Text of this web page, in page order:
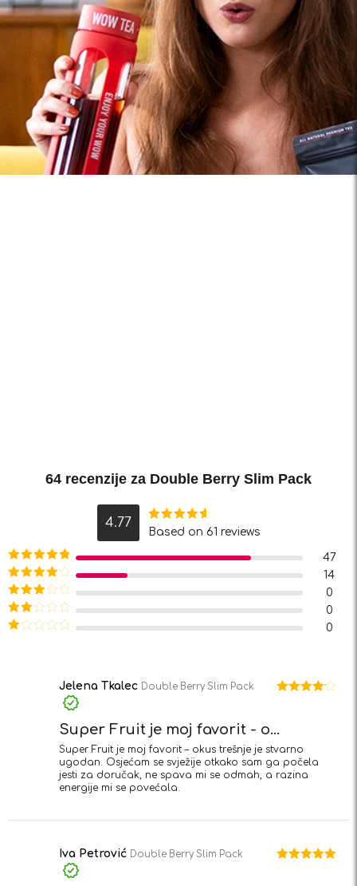
64 recenzije za Double Berry Slim Pack
4.77
Ocjenjeno
Based on 61 reviews
Ocjenjeno5
od 5
47
Ocjenjeno
od 5
14
Ocjenjeno
3
od 5
0
Ocjenjeno
0
0
Jelena Tkalec Double Berry Slim Pack
Super Fruit je moj favorit - o...
Super Fruit je moj favorit – okus trešnje je stvarno
ugodan. Osjećam se svježije otkako sam ga počela
jesti za doručak, ne spava mi se odmah, a razina
energije mi se povećala.
Iva Petrović Double Berry Slim Pack